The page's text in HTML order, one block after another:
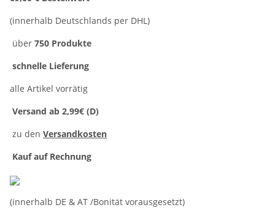
(innerhalb Deutschlands per DHL)
über 750 Produkte
schnelle Lieferung
alle Artikel vorrätig
Versand ab 2,99€ (D)
zu den Versandkosten
Kauf auf Rechnung
(innerhalb DE & AT /Bonität vorausgesetzt)